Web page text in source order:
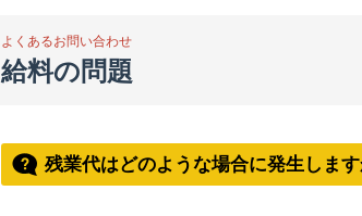
よくあるお問い合わせ
給料の問題
残業代はどのような場合に発生しま